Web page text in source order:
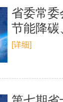
省委常
节能降碳
[详细]